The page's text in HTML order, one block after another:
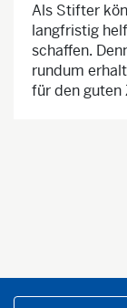
Als Stifter
langfristig
schaffen.
rundum
für den guten